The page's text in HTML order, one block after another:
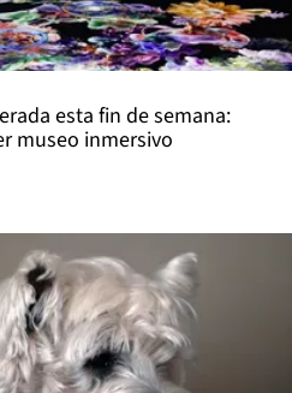
esta fin de semana:
museo inmersivo